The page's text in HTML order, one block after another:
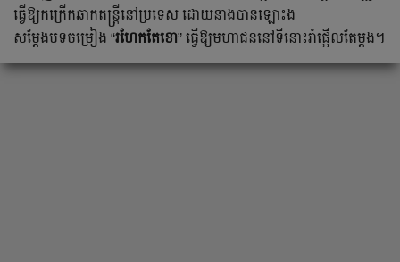
ធ្វើឱ្យកក្រើកឆាកតន្រ្តីនៅប្រទេស ដោយនាងបានឡោះង
សម្ដែងបទចម្រៀង “រហែកតែខោ” ធ្វើឱ្យមហាជននៅទីនោះរាំផ្អើលតែម្ដង។